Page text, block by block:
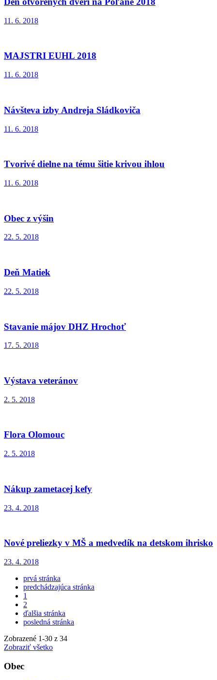
11. 6. 2018
MAJSTRI EUHL 2018
11. 6. 2018
Návšteva izby Andreja Sládkoviča
11. 6. 2018
Tvorivé dielne na tému šitie krivou ihlou
11. 6. 2018
Obec z výšin
22. 5. 2018
Deň Matiek
22. 5. 2018
Stavanie májov DHZ Hrochoť
17. 5. 2018
Výstava veteránov
2. 5. 2018
Flora Olomouc
2. 5. 2018
Nákup zametacej kefy
23. 4. 2018
Nové preliezky v MŠ a medvedík na detskom ihrisko
23. 4. 2018
prvá stránka
predchádzajúca stránka
1
2
ďalšia stránka
posledná stránka
Zobrazené 1-30 z 34
Zobraziť všetko
Obec